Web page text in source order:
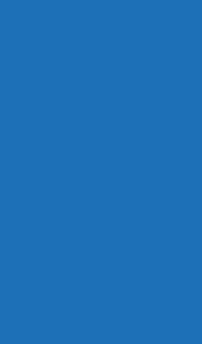
sunulmaktadır.
oyuncaklar, bakkallar,
oyuncaklar toptan
maliyetlerle yüksek
olanak tanır. Özellikle
figürler, çocukların
alabildiği ürünlerdir.
Seçenekleri:
ergenliğe kadar geniş
piyasadaki en son